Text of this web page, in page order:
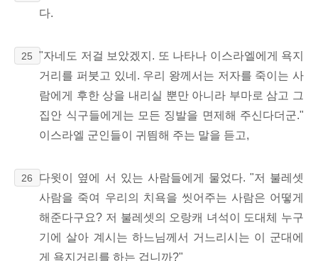
다.
25
"자네도 저걸 보았겠지. 또 나타나 이스라엘에게 욕지
거리를 퍼붓고 있네. 우리 왕께서는 저자를 죽이는 사
람에게 후한 상을 내리실 뿐만 아니라 부마로 삼고 그
집안 식구들에게는 모든 징발을 면제해 주신다더군."
이스라엘 군인들이 귀띔해 주는 말을 듣고,
26
다윗이 옆에 서 있는 사람들에게 물었다. "저 불레셋
사람을 죽여 우리의 치욕을 씻어주는 사람은 어떻게
해준다구요? 저 불레셋의 오랑캐 녀석이 도대체 누구
기에 살아 계시는 하느님께서 거느리시는 이 군대에
게 욕지거리를 하는 겁니까?"